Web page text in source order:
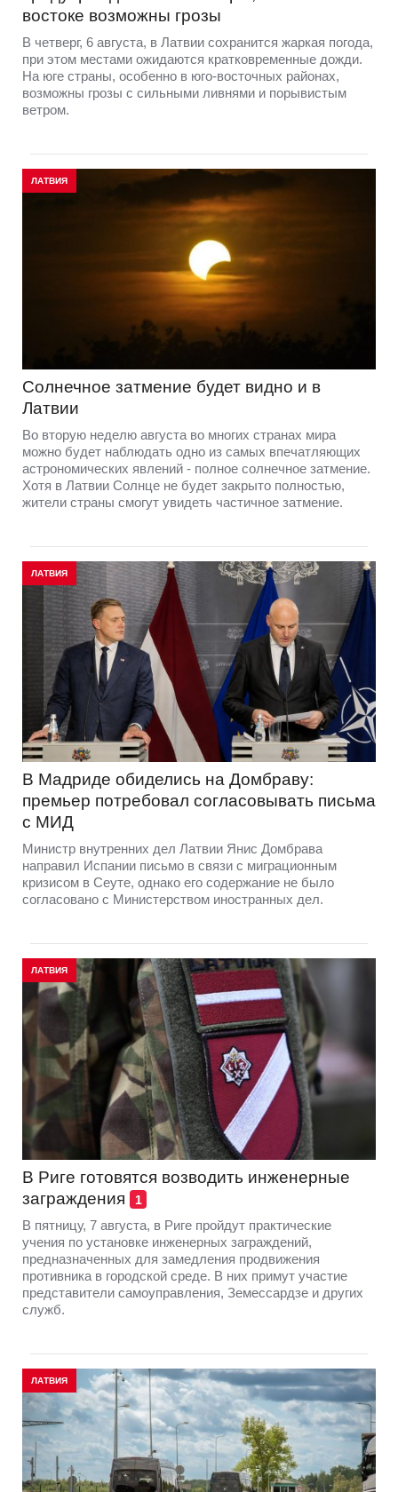
востоке возможны грозы
В четверг, 6 августа, в Латвии сохранится жаркая погода,
при этом местами ожидаются кратковременные дожди.
На юге страны, особенно в юго-восточных районах,
возможны грозы с сильными ливнями и порывистым
ветром.
ЛАТВИЯ
Солнечное затмение будет видно и в
Латвии
Во вторую неделю августа во многих странах мира
можно будет наблюдать одно из самых впечатляющих
астрономических явлений - полное солнечное затмение.
Хотя в Латвии Солнце не будет закрыто полностью,
жители страны смогут увидеть частичное затмение.
ЛАТВИЯ
В Мадриде обиделись на Домбраву:
премьер потребовал согласовывать письма
с МИД
Министр внутренних дел Латвии Янис Домбрава
направил Испании письмо в связи с миграционным
кризисом в Сеуте, однако его содержание не было
согласовано с Министерством иностранных дел.
ЛАТВИЯ
В Риге готовятся возводить инженерные
заграждения
1
В пятницу, 7 августа, в Риге пройдут практические
учения по установке инженерных заграждений,
предназначенных для замедления продвижения
противника в городской среде. В них примут участие
представители самоуправления, Земессардзе и других
служб.
ЛАТВИЯ